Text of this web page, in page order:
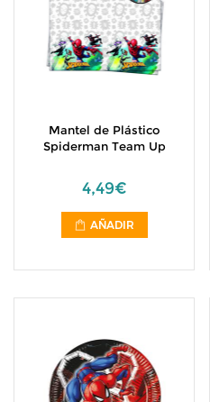
Mantel de Plástico
Spiderman Team Up
4,49€
AÑADIR